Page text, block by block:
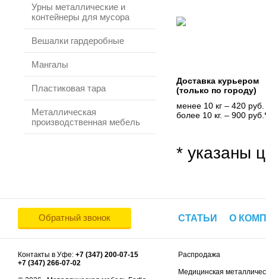
Урны металлические и
контейнеры для мусора
Вешалки гардеробные
Мангалы
Пластиковая тара
Металлическая
производственная мебель
Доставка курьером
(только по городу)
менее 10 кг – 420 руб.
более 10 кг. – 900
* указаны
Обратный звонок СТАТЬИ О
Контакты в Уфе: +7 (347) 200-07-15
+7 (347) 266-07-02
Распродажа
Медицинская